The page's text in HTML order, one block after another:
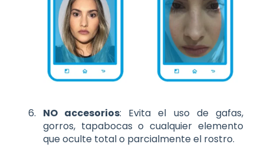
NO accesorios: Evita el uso de gafas,
gorros, tapabocas o cualquier elemento
que oculte total o parcialmente el rostro.